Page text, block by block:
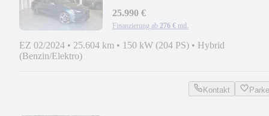
25.990 €
Finanzierung ab 276 € mtl.
EZ 02/2024 • 25.604 km • 150 kW (204 PS) • Hybrid
(Benzin/Elektro)
Kontakt